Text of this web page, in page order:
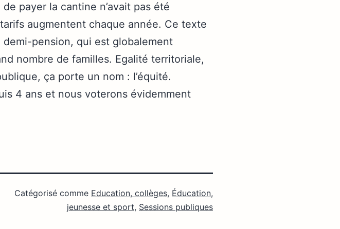
payer la cantine n’avait pas été
augmentent chaque année. Ce texte
demi-pension, qui est globalement
nombre de familles. Egalité territoriale,
ça porte un nom : l’équité.
4 ans et nous voterons évidemment
Catégorisé comme Education, collèges, Éducation,
jeunesse et sport, Sessions publiques